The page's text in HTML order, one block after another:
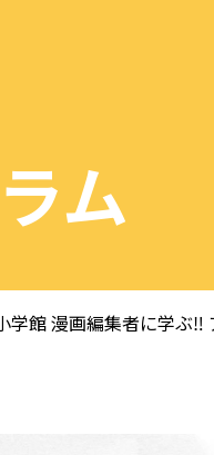
ム
学館 漫画編集者に学ぶ